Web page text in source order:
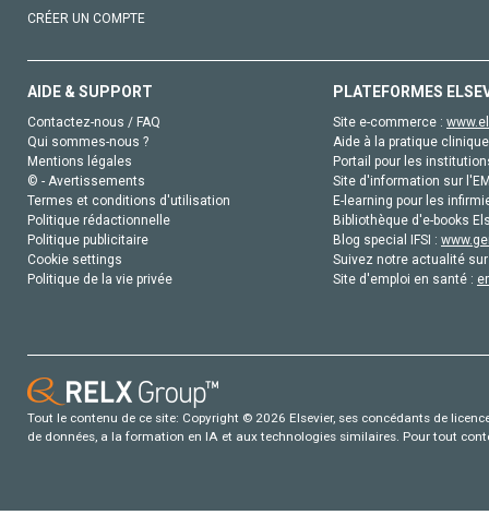
CRÉER UN COMPTE
AIDE & SUPPORT
Contactez-nous / FAQ
Qui sommes-nous ?
Mentions légales
© - Avertissements
Termes et conditions d'utilisation
Politique rédactionnelle
Politique publicitaire
Cookie settings
Politique de la vie privée
PLATEFORMES
Site e-commerce :
Aide à la pratique
Portail pour les
Site d'information sur
E-learning pour les
Bibliothèque d'e-books
Blog special IFSI :
Suivez notre actualité
Site d'emploi en santé :
Tout le contenu de ce site: Copyright © 2026 Elsevier, ses concédants de
de données, a la formation en IA et aux technologies similaires. Pour tout